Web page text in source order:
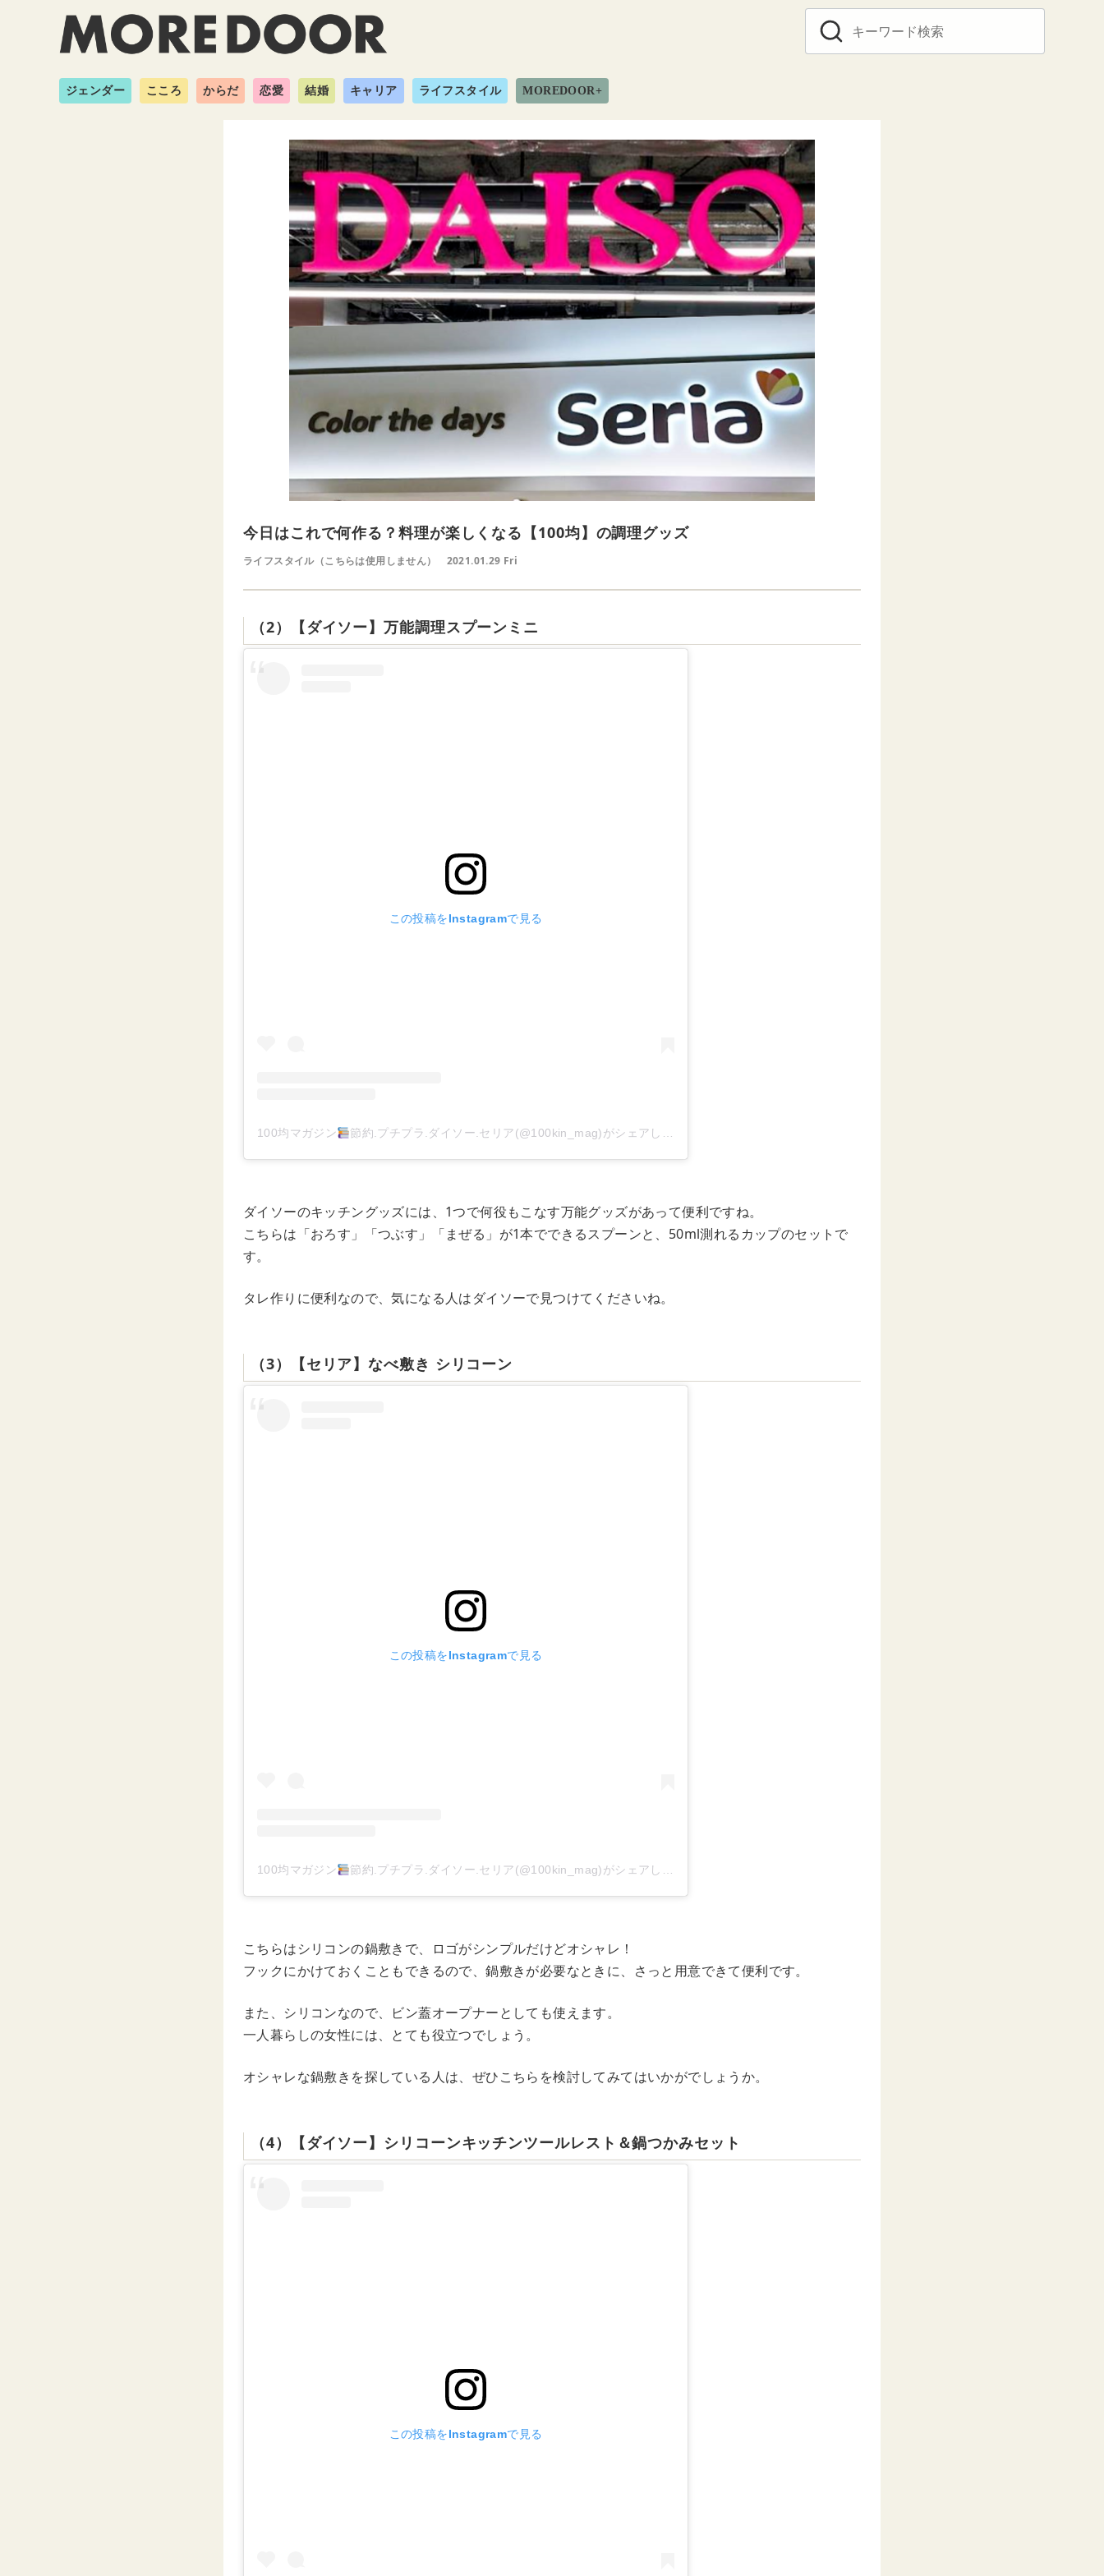
ジェンダー こころ からだ 恋愛 結婚 キャリア ライフスタイル MOREDOOR+
今日はこれで何作る？料理が楽しくなる【100均】の調理グッズ
ライフスタイル（こちらは使用しません） 2021.01.29 Fri
（2）【ダイソー】万能調理スプーンミニ
この投稿をInstagramで見る
100均マガジン 節約.プチプラ.ダイソー.セリア(@100kin_mag)がシェアした投稿
ダイソーのキッチングッズには、1つで何役もこなす万能グッズがあって便利ですね。
こちらは「おろす」「つぶす」「まぜる」が1本でできるスプーンと、50ml測れるカップのセットで
す。
タレ作りに便利なので、気になる人はダイソーで見つけてくださいね。
（3）【セリア】なべ敷き シリコーン
この投稿をInstagramで見る
100均マガジン 節約.プチプラ.ダイソー.セリア(@100kin_mag)がシェアした投稿
こちらはシリコンの鍋敷きで、ロゴがシンプルだけどオシャレ！
フックにかけておくこともできるので、鍋敷きが必要なときに、さっと用意できて便利です。
また、シリコンなので、ビン蓋オープナーとしても使えます。
一人暮らしの女性には、とても役立つでしょう。
オシャレな鍋敷きを探している人は、ぜひこちらを検討してみてはいかがでしょうか。
（4）【ダイソー】シリコーンキッチンツールレスト＆鍋つかみセット
この投稿をInstagramで見る